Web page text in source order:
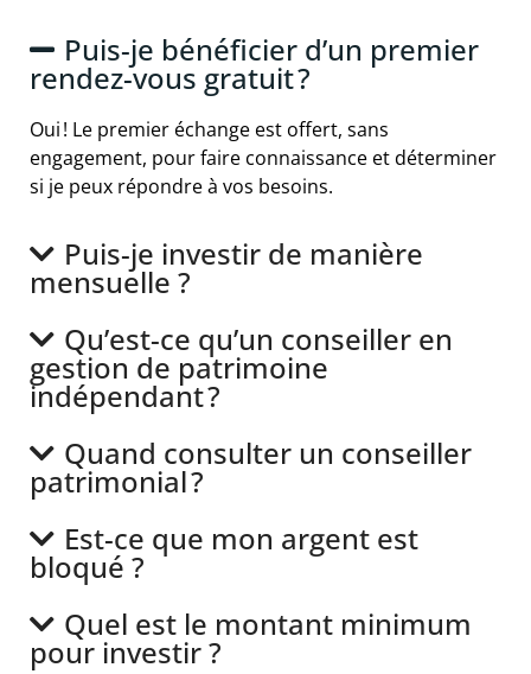
Puis-je bénéficier d’un premier
rendez-vous gratuit ?
Oui ! Le premier échange est offert, sans
engagement, pour faire connaissance et déterminer
si je peux répondre à vos besoins.
Puis-je investir de manière
mensuelle ?
Qu’est-ce qu’un conseiller en
gestion de patrimoine
indépendant ?
Quand consulter un conseiller
patrimonial ?
Est-ce que mon argent est
bloqué ?
Quel est le montant minimum
pour investir ?